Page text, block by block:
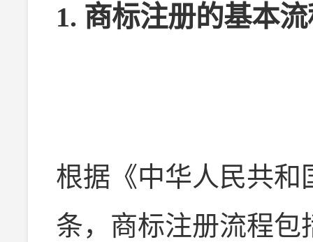
1. 商标注册的基本
根据《中华人民共和
条，商标注册流程包